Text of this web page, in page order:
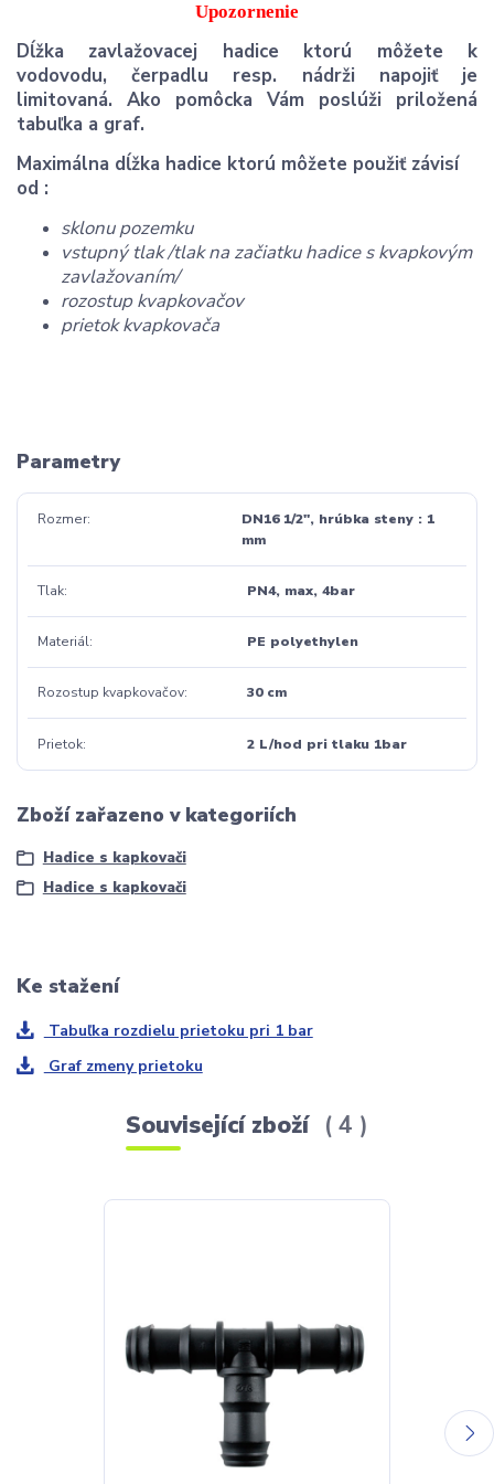
Upozornenie
Dĺžka zavlažovacej hadice ktorú môžete k
vodovodu, čerpadlu resp. nádrži napojiť je
limitovaná. Ako pomôcka Vám poslúži priložená
tabuľka a graf.
Maximálna dĺžka hadice ktorú môžete použiť závisí
od :
sklonu pozemku
vstupný tlak /tlak na začiatku hadice s kvapkovým
zavlažovaním/
rozostup kvapkovačov
prietok kvapkovača
Parametry
Rozmer
DN16 1/2", hrúbka steny : 1
mm
Tlak PN4, max, 4bar
Materiál PE polyethylen
Rozostup kvapkovačov 30 cm
Prietok 2 L/hod pri tlaku 1bar
Zboží zařazeno v kategoriích
Hadice s kapkovači
Hadice s kapkovači
Ke stažení
Tabuľka rozdielu prietoku pri 1 bar
Graf zmeny prietoku
Související zboží 4